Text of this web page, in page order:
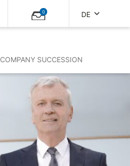
0 DE
COMPANY SUCCESSION